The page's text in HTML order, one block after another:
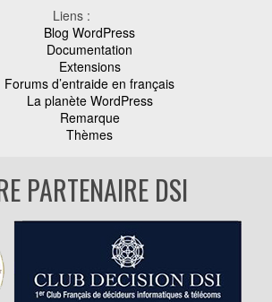
Liens :
Blog WordPress
Documentation
Extensions
Forums d’entraide en français
La planète WordPress
Remarque
Thèmes
PARTENAIRE DSI